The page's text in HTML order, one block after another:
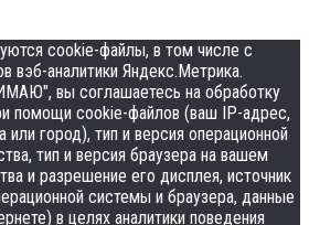
cookie-файлы, в том числе с
вэб-аналитики Яндекс.Метрика.
вы соглашаетесь на обработку
помощи cookie-файлов (ваш IP-адрес,
город), тип и версия операционной
тип и версия браузера на вашем
и разрешение его дисплея, источник
системы и браузера, данные
в целях аналитики поведения